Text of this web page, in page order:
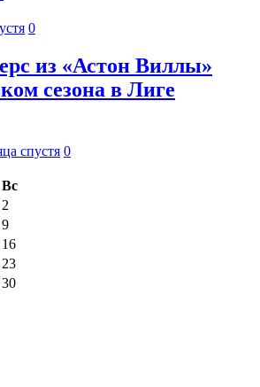
0
из «Астон Виллы»
сезона в Лиге
спустя 0
Вс
2
9
16
23
30